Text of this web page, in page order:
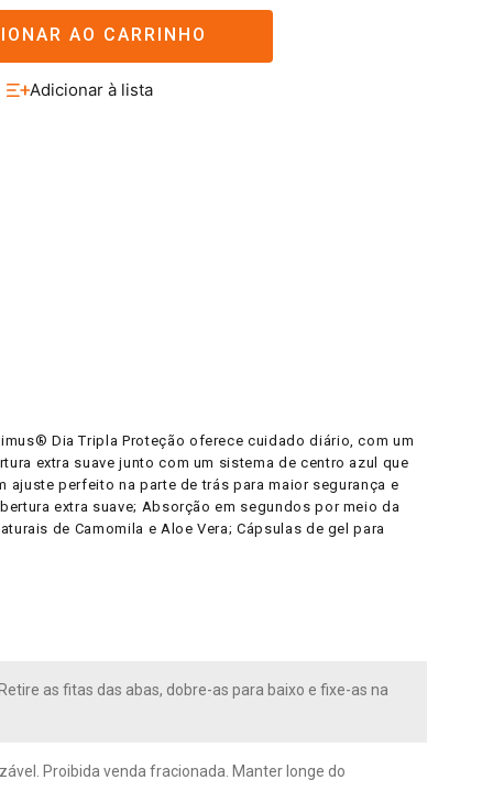
AO CARRINHO
Dia Tripla Proteção oferece cuidado diário, com um
extra suave junto com um sistema de centro azul que
perfeito na parte de trás para maior segurança e
extra suave; Absorção em segundos por meio da
de Camomila e Aloe Vera; Cápsulas de gel para
as fitas das abas, dobre-as para baixo e fixe-as na
Proibida venda fracionada. Manter longe do